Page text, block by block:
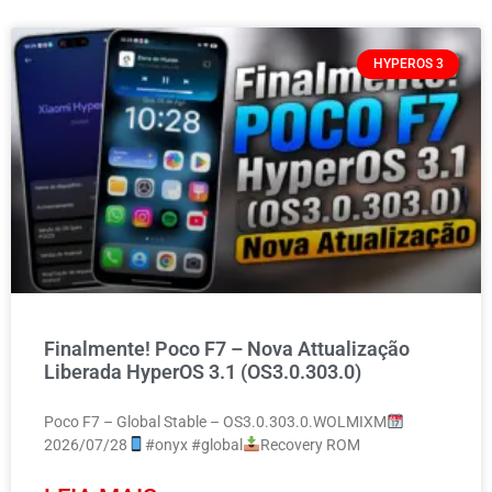
HYPEROS 3
Finalmente! Poco F7 – Nova Attualização
Liberada HyperOS 3.1 (OS3.0.303.0)
Poco F7 – Global Stable – OS3.0.303.0.WOLMIXM
2026/07/28
#onyx #global Recovery ROM